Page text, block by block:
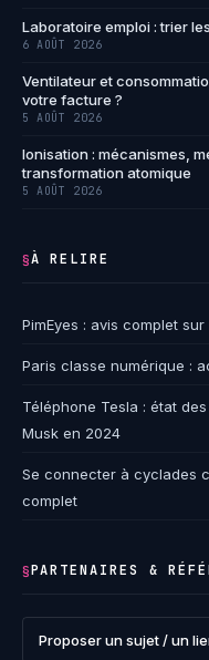
Laboratoire emploi : trier
6 AOÛT 2026
Ventilateur et
votre facture ?
5 AOÛT 2026
Ionisation : mécanismes,
transformation atomique
5 AOÛT 2026
§À RELIRE
PimEyes : avis complet
Paris classe numérique :
Téléphone Tesla : état
Musk en 2024
Se connecter à cyclades
complet
§PARTENAIRES &
Proposer un sujet / un